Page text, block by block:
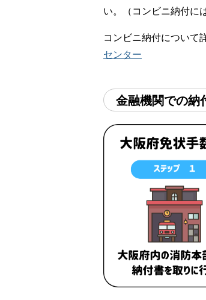
い。（コンビニ納付に
コンビニ納付について
センター
金融機関での納